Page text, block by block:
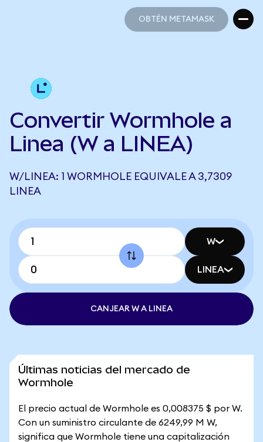
OBTÉN METAMASK
Convertir Wormhole a
Linea (W a LINEA)
W/LINEA: 1 WORMHOLE EQUIVALE A 3,7309
LINEA
W
LINEA
CANJEAR W A LINEA
Últimas noticias del mercado de
Wormhole
El precio actual de Wormhole es 0,008375 $ por W.
Con un suministro circulante de 6249,99 M W,
significa que Wormhole tiene una capitalización